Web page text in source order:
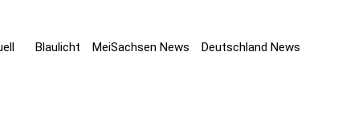
Blaulicht MeiSachsen News Deutschland News